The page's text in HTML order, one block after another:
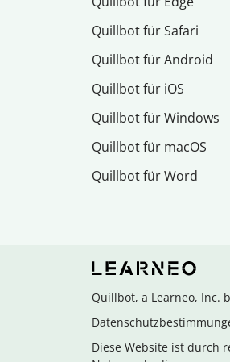
Quillbot für Safari
Quillbot für Android
Quillbot für iOS
Quillbot für Windows
Quillbot für macOS
Quillbot für Word
Quillbot, a Learneo, Inc.
Diese Website ist durch